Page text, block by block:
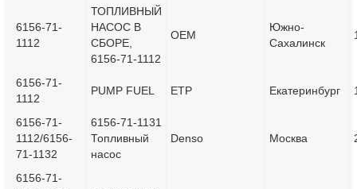
6156-71-
1112
ТОПЛИВНЫЙ
НАСОС В
СБОРЕ,
6156-71-1112
OEM
Южно-
Сахалинск
6156-71-
1112
PUMP FUEL ETP Екатеринбург
6156-71-
1112/6156-
71-1132
6156-71-1131
Топливный
насос
Denso Москва
6156-71-